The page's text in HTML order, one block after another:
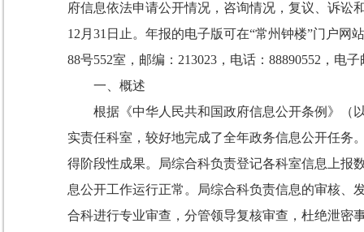
府信息依法申请公开情况，咨询情况，复议、诉讼
12月31日止。年报的电子版可在“常州钟楼”门户
88号552室，邮编：213023，电话：88890552，电
一、概述
根据《中华人民共和国政府信息公开条例》（
实责任科室，较好地完成了全年政务信息公开任务
得阶段性成果。局综合科负责登记各科室信息上报
息公开工作运行正常。局综合科负责信息的审核、
合科进行专业审查，分管领导复核审查，杜绝泄密